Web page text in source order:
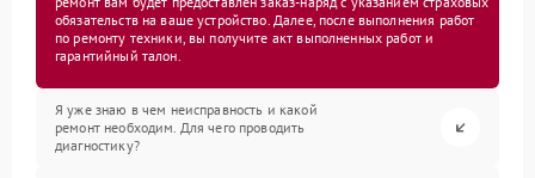
обязательств на ваше устройство. Далее, после выполнения работ
по ремонту техники, вы получите акт выполненных работ и
гарантийный талон.
Я уже знаю в чем неисправность и какой
ремонт необходим. Для чего проводить
диагностику?